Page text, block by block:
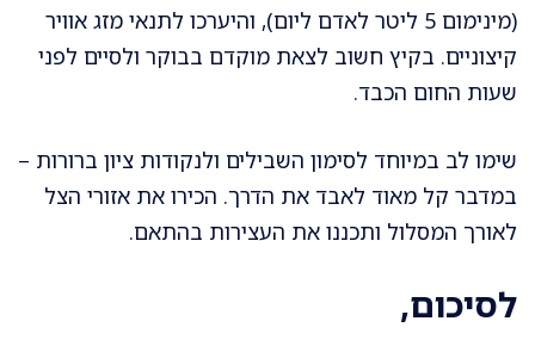
(מינימום 5 ליטר לאדם ליום), והיערכו לתנאי מזג אוויר
קיצוניים. בקיץ חשוב לצאת מוקדם בבוקר ולסיים לפני
שעות החום הכבד.
שימו לב במיוחד לסימון השבילים ולנקודות ציון ברורות –
במדבר קל מאוד לאבד את הדרך. הכירו את אזורי הצל
לאורך המסלול ותכננו את העצירות בהתאם.
לסיכום,